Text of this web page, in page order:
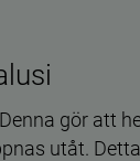
gör att
utåt.